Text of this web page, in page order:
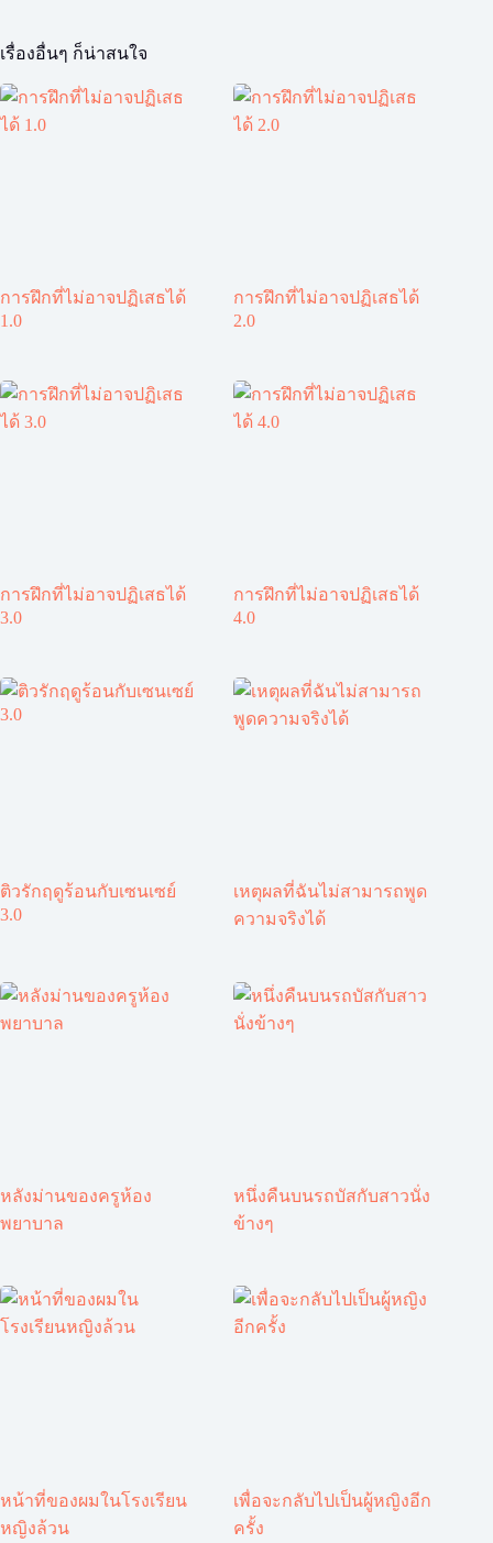
เรื่องอื่นๆ ก็น่าสนใจ
การฝึกที่ไม่อาจปฏิเสธได้
1.0
การฝึกที่ไม่อาจปฏิเสธได้
2.0
การฝึกที่ไม่อาจปฏิเสธได้
3.0
การฝึกที่ไม่อาจปฏิเสธได้
4.0
ติวรักฤดูร้อนกับเซนเซย์
3.0
เหตุผลที่ฉันไม่สามารถพูด
ความจริงได้
หลังม่านของครูห้อง
พยาบาล
หนึ่งคืนบนรถบัสกับสาวนั่ง
ข้างๆ
หน้าที่ของผมในโรงเรียน
หญิงล้วน
เพื่อจะกลับไปเป็นผู้หญิงอีก
ครั้ง